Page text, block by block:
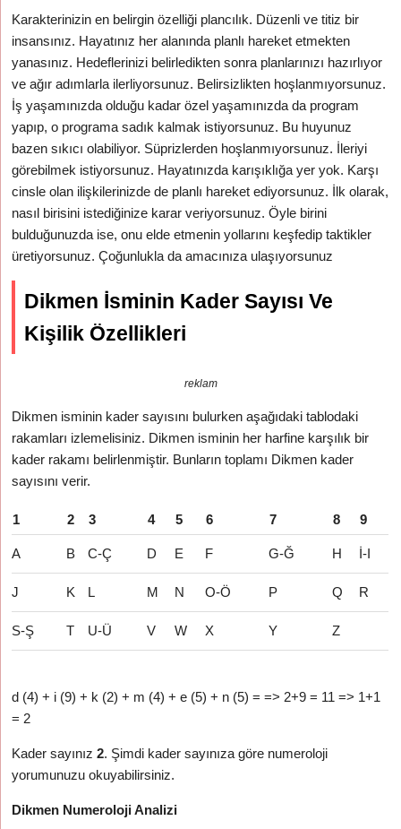
Karakterinizin en belirgin özelliği plancılık. Düzenli ve titiz bir
insansınız. Hayatınız her alanında planlı hareket etmekten
yanasınız. Hedeflerinizi belirledikten sonra planlarınızı hazırlıyor
ve ağır adımlarla ilerliyorsunuz. Belirsizlikten hoşlanmıyorsunuz.
İş yaşamınızda olduğu kadar özel yaşamınızda da program
yapıp, o programa sadık kalmak istiyorsunuz. Bu huyunuz
bazen sıkıcı olabiliyor. Süprizlerden hoşlanmıyorsunuz. İleriyi
görebilmek istiyorsunuz. Hayatınızda karışıklığa yer yok. Karşı
cinsle olan ilişkilerinizde de planlı hareket ediyorsunuz. İlk olarak,
nasıl birisini istediğinize karar veriyorsunuz. Öyle birini
bulduğunuzda ise, onu elde etmenin yollarını keşfedip taktikler
üretiyorsunuz. Çoğunlukla da amacınıza ulaşıyorsunuz
Dikmen İsminin Kader Sayısı Ve
Kişilik Özellikleri
reklam
Dikmen isminin kader sayısını bulurken aşağıdaki tablodaki
rakamları izlemelisiniz. Dikmen isminin her harfine karşılık bir
kader rakamı belirlenmiştir. Bunların toplamı Dikmen kader
sayısını verir.
1 2 3 4 5 6 7 8 9
A B C-Ç D E F G-Ğ H İ-I
J K L M N O-Ö P Q R
S-Ş T U-Ü V W X Y Z
d (4) + i (9) + k (2) + m (4) + e (5) + n (5) = => 2+9 = 11 => 1+1
= 2
Kader sayınız2. Şimdi kader sayınıza göre numeroloji
yorumunuzu okuyabilirsiniz.
Dikmen Numeroloji Analizi